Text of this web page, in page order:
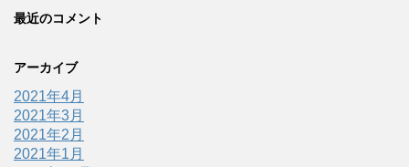
最近のコメント
アーカイブ
2021年4月
2021年3月
2021年2月
2021年1月